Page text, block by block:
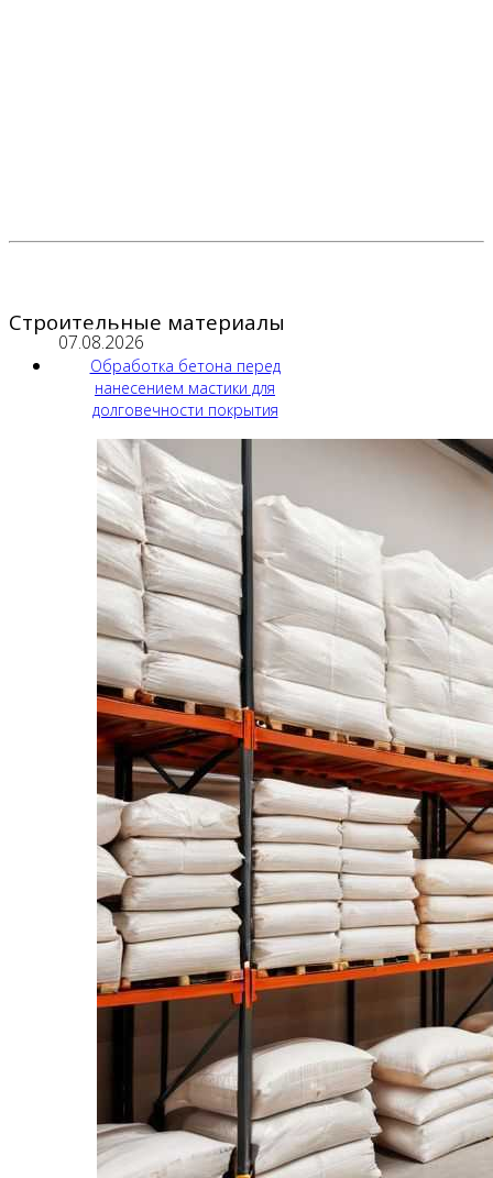
Строительные материалы
07.08.2026
Обработка бетона перед
нанесением мастики для
долговечности покрытия